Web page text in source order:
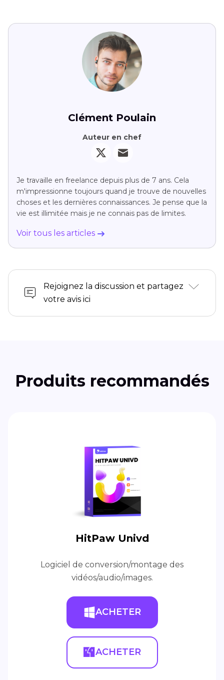
Clément Poulain
Auteur en chef
Je travaille en freelance depuis plus de 7 ans. Cela
m'impressionne toujours quand je trouve de nouvelles
choses et les dernières connaissances. Je pense que la
vie est illimitée mais je ne connais pas de limites.
Voir tous les articles
Rejoignez la discussion et partagez
votre avis ici
Produits recommandés
HitPaw Univd
Logiciel de conversion/montage des
vidéos/audio/images.
ACHETER
ACHETER